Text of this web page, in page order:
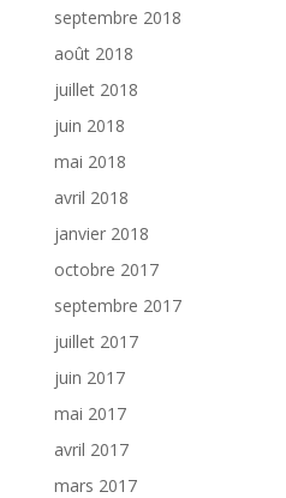
septembre 2018
août 2018
juillet 2018
juin 2018
mai 2018
avril 2018
janvier 2018
octobre 2017
septembre 2017
juillet 2017
juin 2017
mai 2017
avril 2017
mars 2017